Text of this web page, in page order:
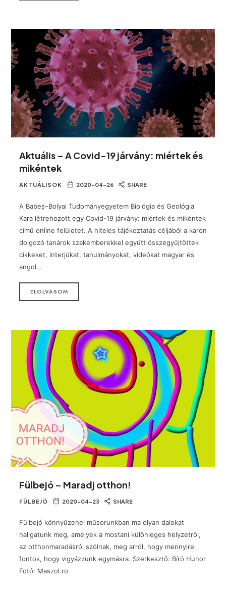
Aktuális – A Covid-19 járvány: miértek és
mikéntek
AKTUÁLISOK 2020-04-26 SHARE
A Babeș–Bolyai Tudományegyetem Biológia és Geológia
Kara létrehozott egy Covid-19 járvány: miértek és mikéntek
című online felületet. A hiteles tájékoztatás céljából a karon
dolgozó tanárok szakemberekkel együtt összegyűjtöttek
cikkeket, interjúkat, tanulmányokat, videókat magyar és
angol…
ELOLVASOM
Fülbejó – Maradj otthon!
FÜLBEJÓ 2020-04-23 SHARE
Fülbejó könnyűzenei műsorunkban ma olyan dalokat
hallgatunk meg, amelyek a mostani különleges helyzetről,
az otthonmaradásról szólnak, meg arról, hogy mennyire
fontos, hogy vigyázzunk egymásra. Szerkesztő: Bíró Hunor
Fotó: Maszol.ro